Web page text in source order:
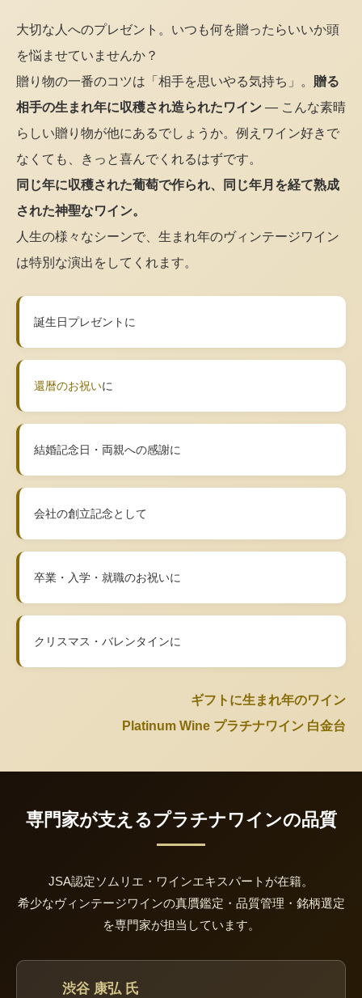
大切な人へのプレゼント。いつも何を贈ったらいいか頭
を悩ませていませんか？
贈り物の一番のコツは「相手を思いやる気持ち」。 贈る
相手の生まれ年に収穫され造られたワイン — こんな素晴
らしい贈り物が他にあるでしょうか。例えワイン好きで
なくても、きっと喜んでくれるはずです。
同じ年に収穫された葡萄で作られ、同じ年月を経て熟成
された神聖なワイン。
人生の様々なシーンで、生まれ年のヴィンテージワイン
は特別な演出をしてくれます。
誕生日プレゼントに
還暦のお祝いに
結婚記念日・両親への感謝に
会社の創立記念として
卒業・入学・就職のお祝いに
クリスマス・バレンタインに
ギフトに生まれ年のワイン
Platinum Wine プラチナワイン 白金台
専門家が支えるプラチナワインの品質
JSA認定ソムリエ・ワインエキスパートが在籍。
希少なヴィンテージワインの真贋鑑定・品質管理・銘柄選定
を専門家が担当しています。
渋谷 康弘 氏